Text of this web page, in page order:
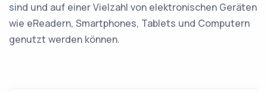
sind und auf einer Vielzahl von elektronischen Geräten
wie eReadern, Smartphones, Tablets und Computern
genutzt werden können.